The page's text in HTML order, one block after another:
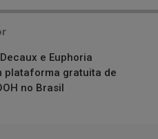
e Euphoria
plataforma gratuita de
no Brasil